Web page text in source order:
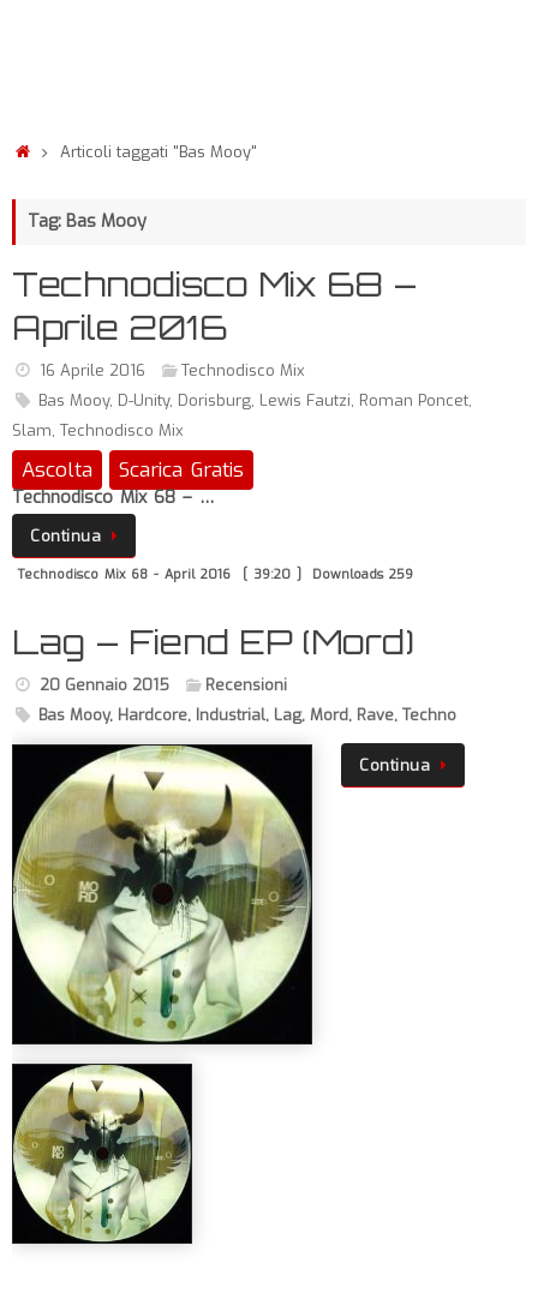
Articoli taggati "Bas Mooy"
Tag: Bas Mooy
Technodisco Mix 68 –
Aprile 2016
16 Aprile 2016
Technodisco Mix
Bas Mooy, D-Unity, Dorisburg, Lewis Fautzi, Roman Poncet,
Slam, Technodisco Mix
Ascolta Scarica Gratis
Technodisco Mix 68 – …
Continua
Technodisco Mix 68 - April 2016 [ 39:20 ] Downloads 259
Lag – Fiend EP (Mord)
20 Gennaio 2015
Recensioni
Bas Mooy, Hardcore, Industrial, Lag, Mord, Rave, Techno
Continua